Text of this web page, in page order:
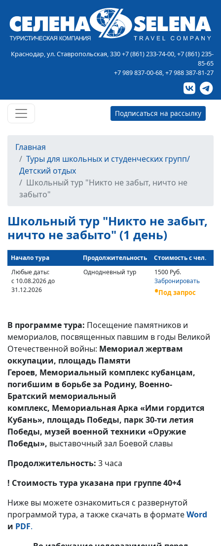
Краснодар, ул. Ставропольская, 330+7 (861) 233-74-00 +7 (861) 235-
85-65
+7 989 837-00-68 +7 988 387-81-27
Подписаться на рассылку
Главная
Туры для школьных и студенческих групп/
Детский отдых
Школьный тур "Никто не забыт, ничто не
забыто"
Школьный тур "Никто не забыт,
ничто не забыто" (1 день)
Начало тура Продолжительность
Стоимость с чел.
Любые даты:
с 10.08.2026 до
31.12.2026
Однодневный тур
1500 Руб.
Забронировать
Под запрос
В программе тура: Посещение памятников и
мемориалов, посвященных павшим в годы Великой
Отечественной войны: Мемориал жертвам
оккупации, площадь Памяти
Героев, Мемориальный комплекс кубанцам,
погибшим в борьбе за Родину, Военно-
Братский мемориальный
комплекс, Мемориальная Арка «Ими гордится
Кубань», площадь Победы, парк 30-ти летия
Победы, музей военной техники «Оружие
Победы», выставочный зал Боевой славы
Продолжительность: 3 часа
! Стоимость тура указана при группе 40+4
Ниже вы можете ознакомиться с развернутой
программой тура, а также скачать в форматеWord
и PDF.